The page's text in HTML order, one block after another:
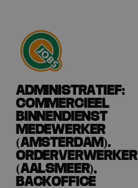
ADMINISTRATIEF:
COMMERCIEEL
BINNENDIENST
MEDEWERKER
(AMSTERDAM).
ORDERVERWERKER
(AALSMEER),
BACKOFFICE